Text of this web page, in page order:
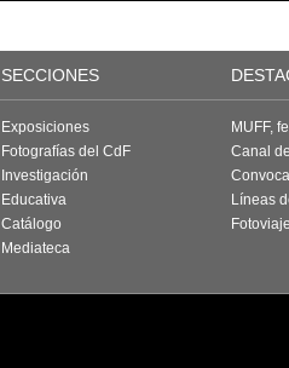
SECCIONES
Exposiciones
Fotografías del CdF
Investigación
Educativa
Catálogo
Mediateca
MUFF,
Canal
Líneas